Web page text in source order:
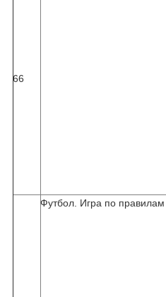
66
Футбол. Игра по правилам .